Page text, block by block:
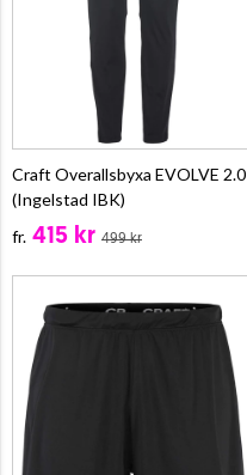
Craft Overallsbyxa EVOLVE 2.0
(Ingelstad IBK)
fr. 415 kr 499 kr